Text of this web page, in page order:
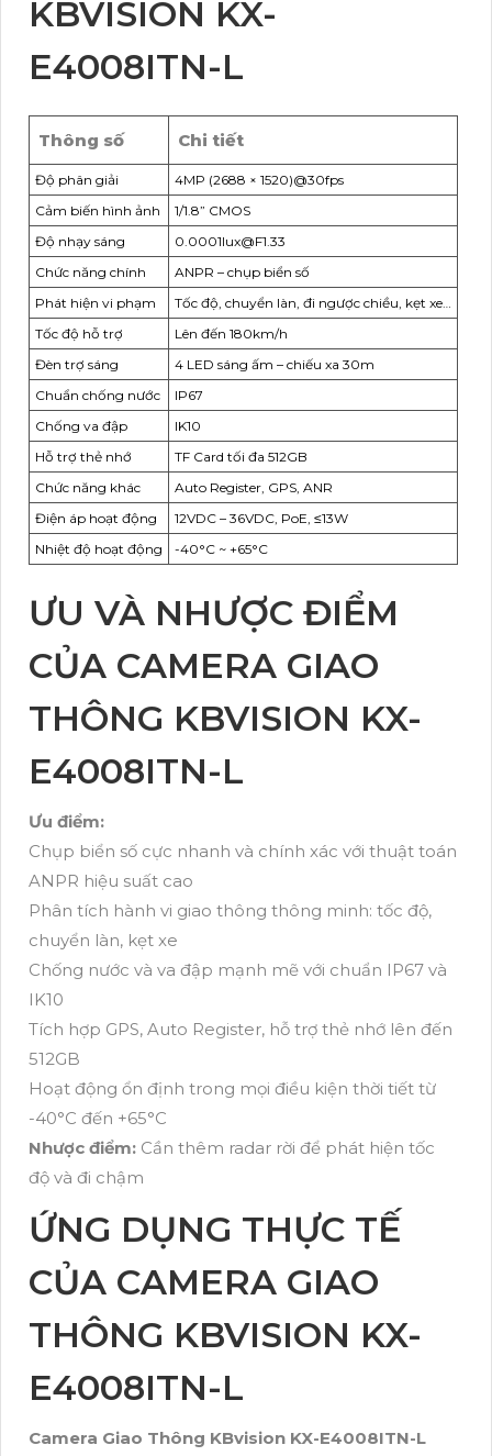
KBVISION KX-
E4008ITN-L
Thông số Chi tiết
Độ phân giải
4MP (2688 × 1520)@30fps
Cảm biến hình ảnh
1/1.8” CMOS
Độ nhạy sáng
0.0001lux@F1.33
Chức năng chính
ANPR – chụp biển số
Phát hiện vi phạm
Tốc độ, chuyển làn, đi ngược chiều, kẹt xe…
Tốc độ hỗ trợ
Lên đến 180km/h
Đèn trợ sáng
4 LED sáng ấm – chiếu xa 30m
Chuẩn chống nước
IP67
Chống va đập
IK10
Hỗ trợ thẻ nhớ
TF Card tối đa 512GB
Chức năng khác
Auto Register, GPS, ANR
Điện áp hoạt động
12VDC – 36VDC, PoE, ≤13W
Nhiệt độ hoạt động
-40°C ~ +65°C
ƯU VÀ NHƯỢC ĐIỂM
CỦA CAMERA GIAO
THÔNG KBVISION KX-
E4008ITN-L
Ưu điểm:
Chụp biển số cực nhanh và chính xác với thuật toán
ANPR hiệu suất cao
Phân tích hành vi giao thông thông minh: tốc độ,
chuyển làn, kẹt xe
Chống nước và va đập mạnh mẽ với chuẩn IP67 và
IK10
Tích hợp GPS, Auto Register, hỗ trợ thẻ nhớ lên đến
512GB
Hoạt động ổn định trong mọi điều kiện thời tiết từ
-40°C đến +65°C
Nhược điểm: Cần thêm radar rời để phát hiện tốc
độ và đi chậm
ỨNG DỤNG THỰC TẾ
CỦA CAMERA GIAO
THÔNG KBVISION KX-
E4008ITN-L
Camera Giao Thông KBvision KX-E4008ITN-L